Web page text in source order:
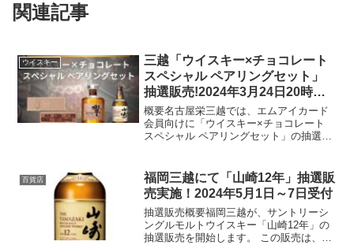
関連記事
ウイスキー
三越「ウイスキー×チョコレート
スペシャル ペアリングセット」
抽選販売!2024年3月24日20時ま
で
概要名古屋栄三越では、エムアイカード
会員向けに「ウイスキー×チョコレート
スペシャル ペアリングセット」の抽選販
崎」100周年記念ラベルや「響
BLENDER'S CH...
百貨店
福岡三越にて「山崎12年」抽選販
売実施！2024年5月1日～7日受付
抽選販売概要福岡三越が、サントリーシ
ングルモルトウイスキー「山崎12年」の
抽選販売を開始します。 この販売は、エ